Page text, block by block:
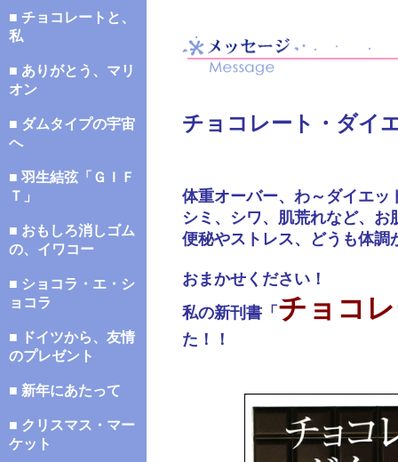
■ チョコレートと、
私
■ ありがとう、マリ
オン
■ ダムタイプの宇宙
へ
■ 羽生結弦「ＧＩＦ
Ｔ」
■ おもしろ消しゴム
の、イワコー
■ ショコラ・エ・シ
ョコラ
■ ドイツから、友情
のプレゼント
■ 新年にあたって
■ クリスマス・マー
ケット
チョコレート・ダイ
体重オーバー、わ～ダイエッ
シミ、シワ、肌荒れなど、
便秘やストレス、どうも体調
おまかせください！
私の新刊書「 チョコ
た！！